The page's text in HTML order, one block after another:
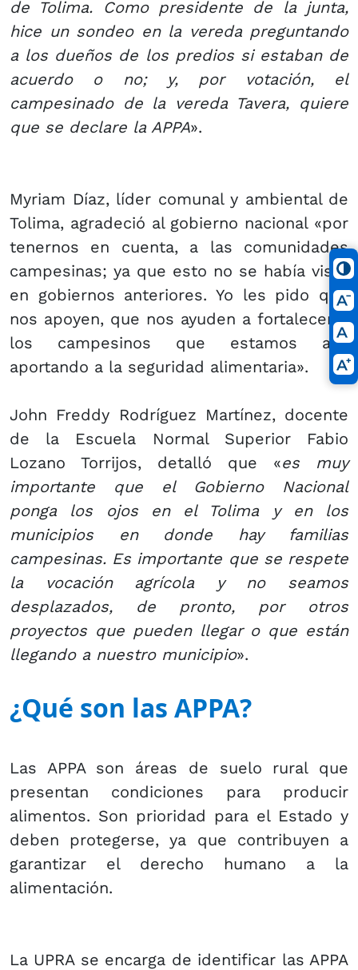
de Tolima. Como presidente de la junta,
hice un sondeo en la vereda preguntando
a los dueños de los predios si estaban de
acuerdo o no; y, por votación, el
campesinado de la vereda Tavera, quiere
que se declare la APPA».
Myriam Díaz, líder comunal y ambiental de
Tolima, agradeció al gobierno nacional «por
tenernos en cuenta, a las comunidades
campesinas; ya que esto no se había visto
en gobiernos anteriores. Yo les pido que
nos apoyen, que nos ayuden a fortalecer a
los campesinos que estamos acá
aportando a la seguridad alimentaria».
John Freddy Rodríguez Martínez, docente
de la Escuela Normal Superior Fabio
Lozano Torrijos, detalló que «es muy
importante que el Gobierno Nacional
ponga los ojos en el Tolima y en los
municipios en donde hay familias
campesinas. Es importante que se respete
la vocación agrícola y no seamos
desplazados, de pronto, por otros
proyectos que pueden llegar o que están
llegando a nuestro municipio».
¿Qué son las APPA?
Las APPA son áreas de suelo rural que
presentan condiciones para producir
alimentos. Son prioridad para el Estado y
deben protegerse, ya que contribuyen a
garantizar el derecho humano a la
alimentación.
La UPRA se encarga de identificar las APPA